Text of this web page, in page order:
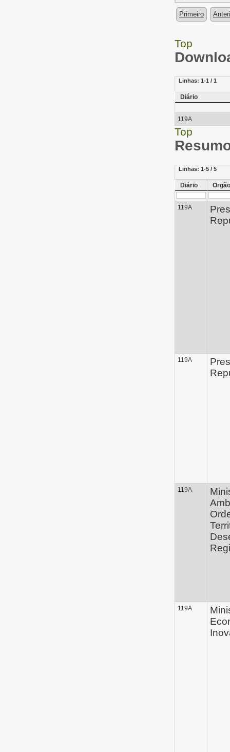
Primeiro
Top
Linhas: 1-1 / 1
Diário
119A
Top
Linhas: 1-5 / 5
Diário Orgão
119A
119A
119A
119A